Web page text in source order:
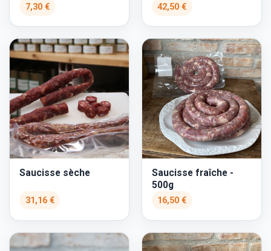
7,30 € 42,50 €
Saucisse sèche
31,16 €
Saucisse fraîche -
500g
16,50 €